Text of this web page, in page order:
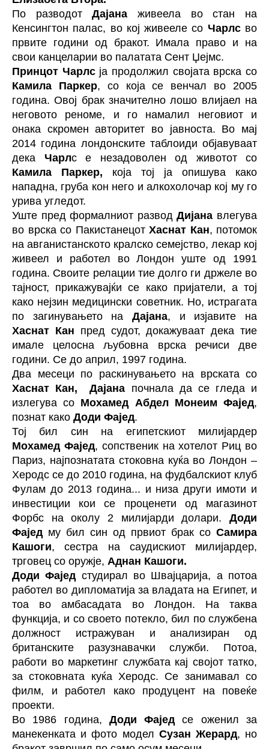
По разводотДајана живеела во стан на
Кенсингтон палас, во кој живееле со Чарлсво
првите години од бракот. Имала право и на
свои канцеларии во палатата Сент Џејмс.
Принцот Чарлсја продолжил својата врска со
Камила Паркер, со која се венчал во 2005
година. Овој брак значително лошо влијаел на
неговото реноме, и го намалил неговиот и
онака скромен авторитет во јавноста. Во мај
2014 година лондонските таблоиди објавуваат
дека Чарлс е незадоволен од животот со
Камила Паркер, која тој ја опишува како
нападна, груба кон него и алкохолочар кој му го
урива угледот.
Уште пред формалниот разводДијана влегува
во врска со ПакистанецотХаснат Кан, потомок
на авганистанското кралско семејство, лекар кој
живеел и работел во Лондон уште од 1991
година. Своите релации тие долго ги држеле во
тајност, прикажувајќи се како пријатели, а тој
како нејзин медицински советник. Но, истрагата
по загинувањето на Дајана, и изјавите на
Хаснат Кан пред судот, докажуваат дека тие
имале целосна љубовна врска речиси две
години. Се до април, 1997 година.
Два месеци по раскинувањето на врската со
Хаснат Кан,
Дајана почнала да се гледа и
излегува со Мохамед Абдел Монеим Фајед,
познат како Доди Фајед.
Тој бил син на египетскиот милијардер
Мохамед Фајед, сопственик на хотелот Риц во
Париз, најпознатата стоковна куќа во Лондон –
Херодс се до 2010 година, на фудбалскиот клуб
Фулам до 2013 година... и низа други имоти и
инвестиции кои се проценети од магазинот
Форбс на околу 2 милијарди долари. Доди
Фаједму бил син од првиот брак со Самира
Кашоги, сестра на саудискиот милијардер,
трговец со оружје, Аднан Кашоги.
Доди Фаједстудирал во Швајцарија, а потоа
работел во дипломатија за владата на Египет, и
тоа во амбасадата во Лондон. На таква
функција, и со своето потекло, бил по службена
должност истражуван и анализиран од
британските разузнавачки служби. Потоа,
работи во маркетинг службата кај својот татко,
за стоковната куќа Херодс. Се занимавал со
филм, и работел како продуцент на повеќе
проекти.
Во 1986 година, Доди Фаједсе оженил за
манекенката и фото модел Сузан Жерард, но